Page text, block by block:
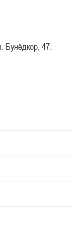
Бунёдкор, 47.